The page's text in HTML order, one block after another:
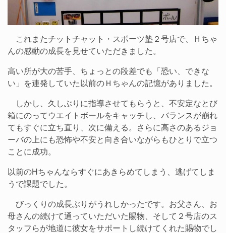
これまたチットチャット・スポーツ塾２号店で、Ｈちゃ
んの感動の成長を見せていただきました。
高い所が大の苦手、ちょっとの段差でも「恐い、できな
い」を連発していた以前のＨちゃんの記憶がありました。
しかし、久しぶりに指導させてもらうと、不安定なとび
箱にのってウエイトボールをキャッチし、バランスが崩れ
てもすぐに立ち直り、次に備える。さらに高さのあるジョ
ーバの上にも恐怖や不安と向き合いながらもひとりで立つ
ことに成功。
以前のHちゃんならすぐにあきらめてしまう、逃げてしま
うで課題でした。
びっくりの成長ぶりがうれしかったです。お父さん、お
母さんの続けて通っていただいた賜物、そして２号店のス
タッフらが地道に彼女をサポートし続けてくれた賜物でし